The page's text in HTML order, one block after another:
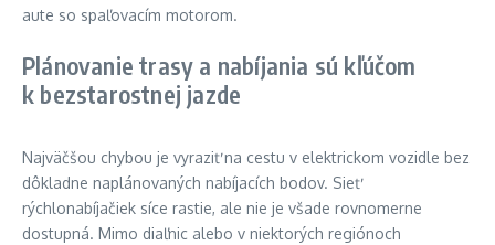
aute so spaľovacím motorom.
Plánovanie trasy a nabíjania sú kľúčom
k bezstarostnej jazde
Najväčšou chybou je vyraziť na cestu v elektrickom vozidle bez
dôkladne naplánovaných nabíjacích bodov. Sieť
rýchlonabíjačiek síce rastie, ale nie je všade rovnomerne
dostupná. Mimo diaľnic alebo v niektorých regiónoch